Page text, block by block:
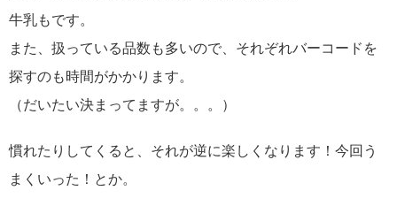
牛乳もです。
また、扱っている品数も多いので、それぞれバーコードを
探すのも時間がかかります。
（だいたい決まってますが。。。）
慣れたりしてくると、それが逆に楽しくなります！今回う
まくいった！とか。